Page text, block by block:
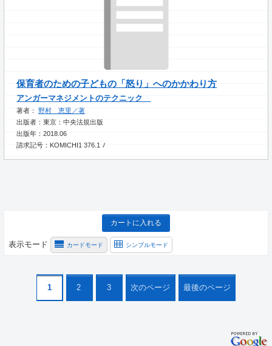
保育者のための子どもの「怒り」へのかかわり方
アンガーマネジメントのテクニック
著者：野村 恵里／著
出版者：東京：中央法規出版
出版年：2018.06
請求記号：KOMICHI1 376.1 ﾉ
カートに入れる
表示モード カードモード シンプルモード
1 2 3 次のページ 最後のページ